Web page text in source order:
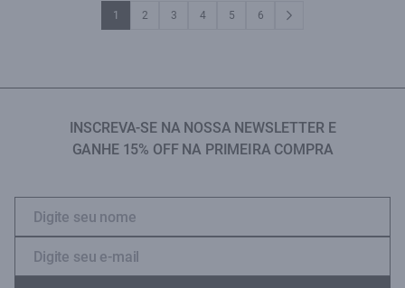
1 2 3 4 5 6
INSCREVA-SE NA NOSSA NEWSLETTER E
GANHE 15% OFF NA PRIMEIRA COMPRA